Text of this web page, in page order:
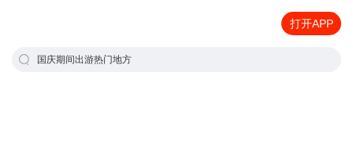
打开APP
国庆期间出游热门地方